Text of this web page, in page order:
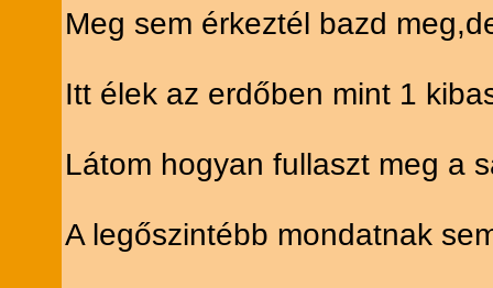
Meg sem érkeztél bazd
Itt élek az erdőben mint 1
Látom hogyan fullaszt meg a
A legőszintébb mondatnak